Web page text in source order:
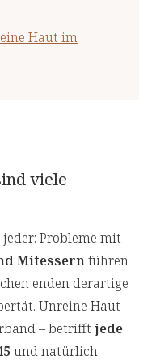
Haut im
viele
Probleme mit
Mitessernführen
enden derartige
Unreine Haut –
– betrifft jede
und natürlich